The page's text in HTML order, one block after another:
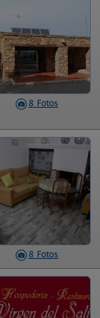
8 Fotos
8 Fotos